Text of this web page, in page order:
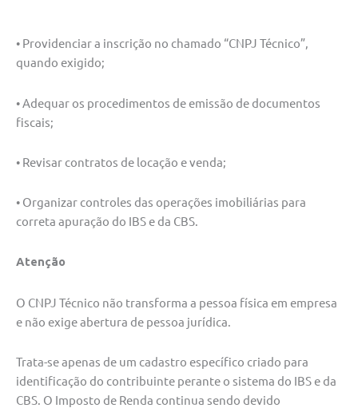
• Providenciar a inscrição no chamado “CNPJ Técnico”,
quando exigido;
• Adequar os procedimentos de emissão de documentos
fiscais;
• Revisar contratos de locação e venda;
• Organizar controles das operações imobiliárias para
correta apuração do IBS e da CBS.
Atenção
O CNPJ Técnico não transforma a pessoa física em empresa
e não exige abertura de pessoa jurídica.
Trata-se apenas de um cadastro específico criado para
identificação do contribuinte perante o sistema do IBS e da
CBS. O Imposto de Renda continua sendo devido